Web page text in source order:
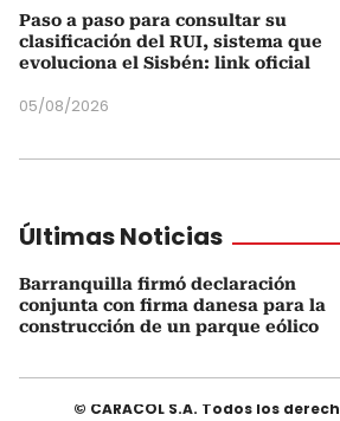
Paso a paso para consultar su
clasificación del RUI, sistema que
evoluciona el Sisbén: link oficial
05/08/2026
Últimas Noticias
Barranquilla firmó declaración
conjunta con firma danesa para la
construcción de un parque eólico
© CARACOL S.A. Todos los